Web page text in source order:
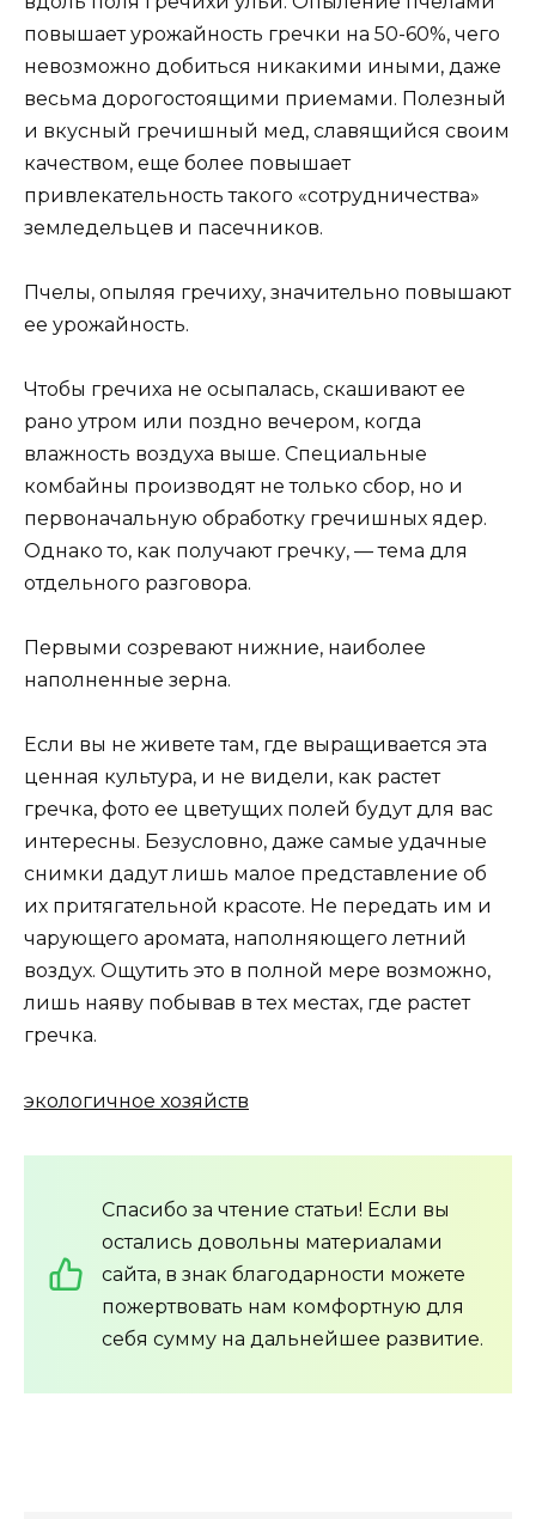
повышает урожайность гречки на 50-60%, чего
невозможно добиться никакими иными, даже
весьма дорогостоящими приемами. Полезный
и вкусный гречишный мед, славящийся своим
качеством, еще более повышает
привлекательность такого «сотрудничества»
земледельцев и пасечников.
Пчелы, опыляя гречиху, значительно повышают
ее урожайность.
Чтобы гречиха не осыпалась, скашивают ее
рано утром или поздно вечером, когда
влажность воздуха выше. Специальные
комбайны производят не только сбор, но и
первоначальную обработку гречишных ядер.
Однако то, как получают гречку, — тема для
отдельного разговора.
Первыми созревают нижние, наиболее
наполненные зерна.
Если вы не живете там, где выращивается эта
ценная культура, и не видели, как растет
гречка, фото ее цветущих полей будут для вас
интересны. Безусловно, даже самые удачные
снимки дадут лишь малое представление об
их притягательной красоте. Не передать им и
чарующего аромата, наполняющего летний
воздух. Ощутить это в полной мере возможно,
лишь наяву побывав в тех местах, где растет
гречка.
экологичное хозяйств
Спасибо за чтение статьи! Если вы
остались довольны материалами
сайта, в знак благодарности можете
пожертвовать нам комфортную для
себя сумму на дальнейшее развитие.